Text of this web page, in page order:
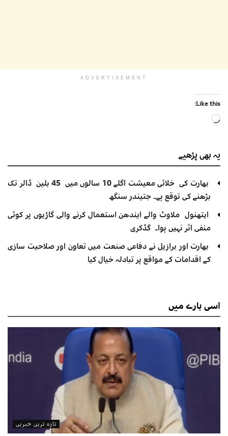
ADVERTISEMENT
Like this:
Loading…
یہ بھیپڑھیے
بھارت کی خلائی معیشت اگلے 10 سالوں میں 45 بلین ڈالر تک
بڑھنے کی توقع ہے۔ جتیندر سنگھ
ایتھنول ملاوٹ والے ایندھن استعمال کرنے والی گاڑیوں پر کوئی
منفی اثر نہیں ہوا۔ گڈکری
بھارت اور برازیل نے دفاعی صنعت میں تعاون اور صلاحیت سازی
کے اقدامات کے مواقع پر تبادلہ خیال کیا
اسیبارے میں
تازہ ترین خبریں